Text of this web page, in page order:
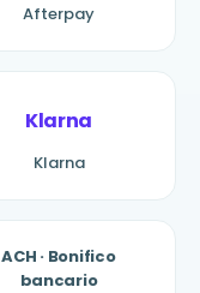
Afterpay
Klarna
Klarna
ACH · Bonifico
bancario